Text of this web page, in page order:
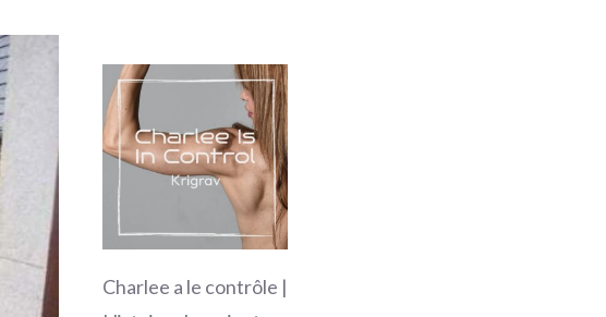
Charlee a le contrôle |